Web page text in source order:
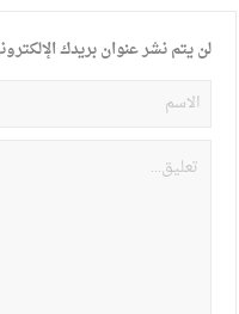
لن يتم نشر عنوان بريدك